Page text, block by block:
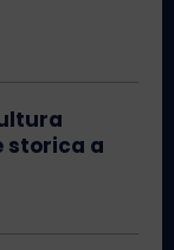
storica a